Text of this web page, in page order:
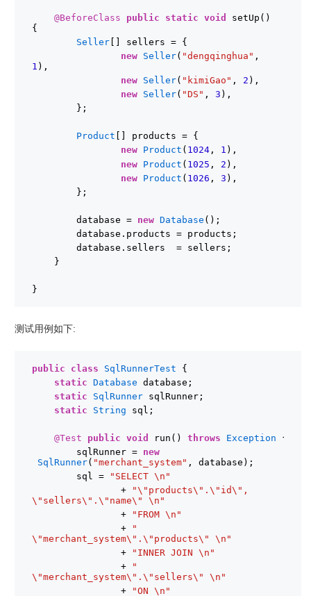
@BeforeClass public static void
setUp()
{
Seller [] sellers = {
new Seller( "dengqinghua"
1 ),
new Seller( "kimiGao" , 2 ),
new Seller( "DS" , 3 ),
};
Product [] products = {
new Product ( 1024 , 1 ),
new Product ( 1025 , 2 ),
new Product ( 1026 , 3 ),
};
database = new Database ();
database.products = products;
database.sellers  = sellers;
}
}
测试用例如下:
public class SqlRunnerTest
{
static
Database
database;
static
SqlRunner sqlRunner;
static
String sql;
@Test public void run() throws Exception
{
sqlRunner = new
SqlRunner( "merchant_system" , database);
sql =
"SELECT \n"
+
"\"products\".\"id\",
\"sellers\".\"name\" \n"
+
"FROM \n"
+
"
\"merchant_system\".\"products\" \n"
+
"INNER JOIN \n"
+
"
\"merchant_system\".\"sellers\" \n"
+
"ON \n"